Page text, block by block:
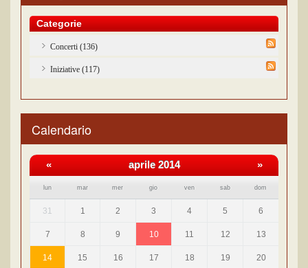
Categorie
Concerti (136)
Iniziative (117)
Calendario
« aprile 2014 »
lun mar mer gio ven sab dom
31 1 2 3 4 5 6
7 8 9 10 11 12 13
14 15 16 17 18 19 20